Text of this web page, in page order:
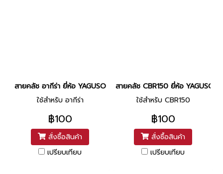
สายคลัช อากีร่า ยี่ห้อ YAGUSO
ใช้สำหรับ อากีร่า
฿100
สั่งซื้อสินค้า
เปรียบเทียบ
สายคลัช CBR150 ยี่ห้อ YAGUSO
ใช้สำหรับ CBR150
฿100
สั่งซื้อสินค้า
เปรียบเทียบ